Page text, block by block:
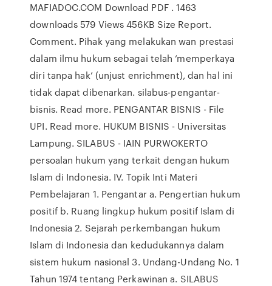
MAFIADOC.COM Download PDF . 1463
downloads 579 Views 456KB Size Report.
Comment. Pihak yang melakukan wan prestasi
dalam ilmu hukum sebagai telah ‘memperkaya
diri tanpa hak’ (unjust enrichment), dan hal ini
tidak dapat dibenarkan. silabus-pengantar-
bisnis. Read more. PENGANTAR BISNIS - File
UPI. Read more. HUKUM BISNIS - Universitas
Lampung. SILABUS - IAIN PURWOKERTO
persoalan hukum yang terkait dengan hukum
Islam di Indonesia. IV. Topik Inti Materi
Pembelajaran 1. Pengantar a. Pengertian hukum
positif b. Ruang lingkup hukum positif Islam di
Indonesia 2. Sejarah perkembangan hukum
Islam di Indonesia dan kedudukannya dalam
sistem hukum nasional 3. Undang-Undang No. 1
Tahun 1974 tentang Perkawinan a. SILABUS